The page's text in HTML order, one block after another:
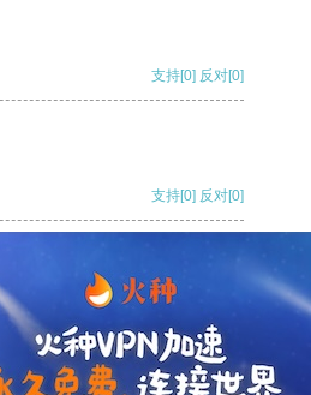
支持[0] 反对[0]
支持[0] 反对[0]